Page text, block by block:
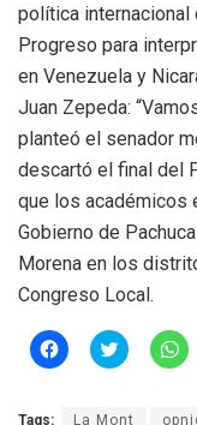
política internacional
Progreso para
en Venezuela y
Juan Zepeda:
planteó el senador
descartó el final del
que los académicos
Gobierno de
Morena en los
Congreso Local.
H
a
H
a
H
a
Tags: La Mont